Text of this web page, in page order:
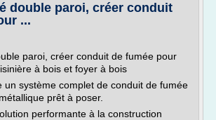
double paroi, créer conduit
...
paroi, créer conduit de fumée pour
à bois et foyer à bois
un système complet de conduit de fumée
prêt à poser.
performante à la construction